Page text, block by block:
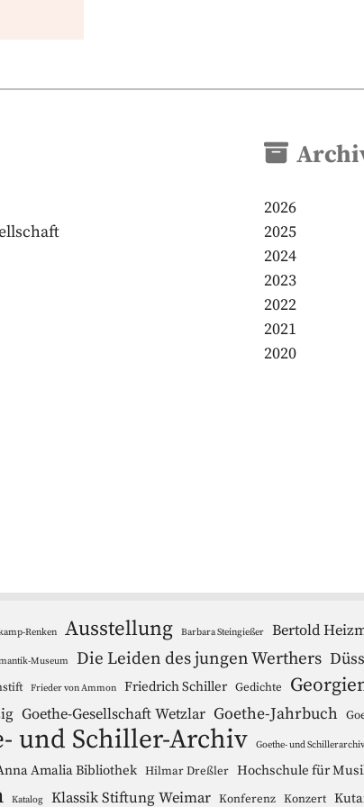
2026
2025
2024
2023
2022
2021
2020
Renken Ausstellung Barbara Steingießer Bertold
Museum Die Leiden des jungen Werthers
Frieder von Ammon Friedrich Schiller Gedichte
Goethe-Gesellschaft Wetzlar Goethe-Jahrbuch
und Schiller-Archiv Goethe- und Schillerarchiv
Amalia Bibliothek Hilmar Dreßler Hochschule für
Katalog Klassik Stiftung Weimar Konferenz Konzert